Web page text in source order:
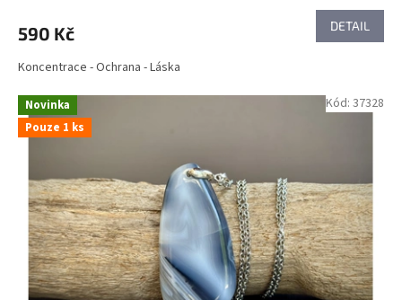
590 Kč DETAIL
Koncentrace - Ochrana - Láska
Novinka
Pouze 1 ks
Kód: 37328